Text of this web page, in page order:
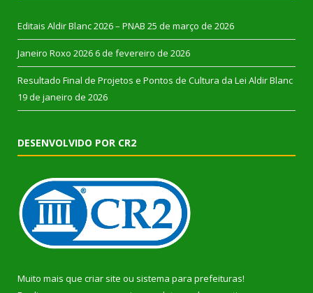
Editais Aldir Blanc 2026 – PNAB 25 de março de 2026
Janeiro Roxo 2026 6 de fevereiro de 2026
Resultado Final de Projetos e Pontos de Cultura da Lei Aldir Blanc
19 de janeiro de 2026
DESENVOLVIDO POR CR2
Muito mais que criar site ou sistema para prefeituras!